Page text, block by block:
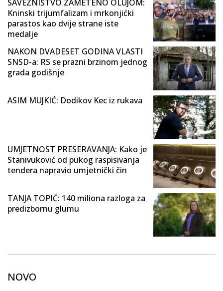
SAVEZNIŠTVO ZAMETENO OLUJOM:
Kninski trijumfalizam i mrkonjićki
parastos kao dvije strane iste
medalje
NAKON DVADESET GODINA VLASTI
SNSD-a: RS se prazni brzinom jednog
grada godišnje
ASIM MUJKIĆ: Dodikov Kec iz rukava
UMJETNOST PRESERAVANJA: Kako je
Stanivuković od pukog raspisivanja
tendera napravio umjetnički čin
TANJA TOPIĆ: 140 miliona razloga za
predizbornu glumu
NOVO